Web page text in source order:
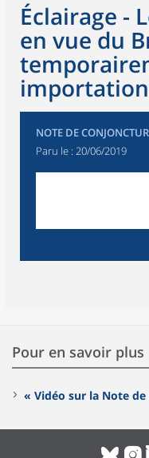
Éclairage -
en vue du
NOTE DE
Paru le : 20/06/2019
Pour en savoir plus
« Vidéo sur la Note